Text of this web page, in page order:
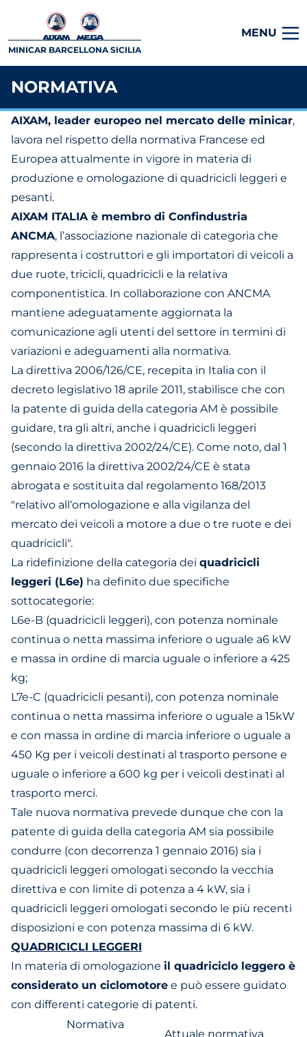
MINICAR BARCELLONA SICILIA
MENU
NORMATIVA
AIXAM, leader europeo nel mercato delle minicar,
lavora nel rispetto della normativa Francese ed
Europea attualmente in vigore in materia di
produzione e omologazione di quadricicli leggeri e
pesanti.
AIXAM ITALIA è membro di Confindustria
ANCMA, l’associazione nazionale di categoria che
rappresenta i costruttori e gli importatori di veicoli a
due ruote, tricicli, quadricicli e la relativa
componentistica. In collaborazione con ANCMA
mantiene adeguatamente aggiornata la
comunicazione agli utenti del settore in termini di
variazioni e adeguamenti alla normativa.
La direttiva 2006/126/CE, recepita in Italia con il
decreto legislativo 18 aprile 2011, stabilisce che con
la patente di guida della categoria AM è possibile
guidare, tra gli altri, anche i quadricicli leggeri
(secondo la direttiva 2002/24/CE). Come noto, dal 1
gennaio 2016 la direttiva 2002/24/CE è stata
abrogata e sostituita dal regolamento 168/2013
"relativo all‘omologazione e alla vigilanza del
mercato dei veicoli a motore a due o tre ruote e dei
quadricicli".
La ridefinizione della categoria dei quadricicli
leggeri (L6e) ha definito due specifiche
sottocategorie:
L6e-B (quadricicli leggeri), con potenza nominale
continua o netta massima inferiore o uguale a6 kW
e massa in ordine di marcia uguale o inferiore a 425
kg;
L7e-C (quadricicli pesanti), con potenza nominale
continua o netta massima inferiore o uguale a 15kW
e con massa in ordine di marcia inferiore o uguale a
450 Kg per i veicoli destinati al trasporto persone e
uguale o inferiore a 600 kg per i veicoli destinati al
trasporto merci.
Tale nuova normativa prevede dunque che con la
patente di guida della categoria AM sia possibile
condurre (con decorrenza 1 gennaio 2016) sia i
quadricicli leggeri omologati secondo la vecchia
direttiva e con limite di potenza a 4 kW, sia i
quadricicli leggeri omologati secondo le più recenti
disposizioni e con potenza massima di 6 kW.
QUADRICICLI LEGGERI
In materia di omologazione il quadriciclo leggero è
considerato un ciclomotore e può essere guidato
con differenti categorie di patenti.
Normativa
Attuale normativa